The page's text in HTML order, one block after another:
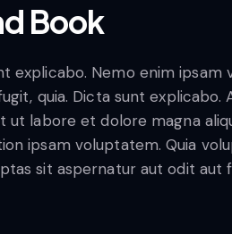
Book
explicabo. Nemo enim
quia. Dicta sunt
ut labore et dolore magna
ipsam voluptatem. Quia
sit aspernatur aut odit aut